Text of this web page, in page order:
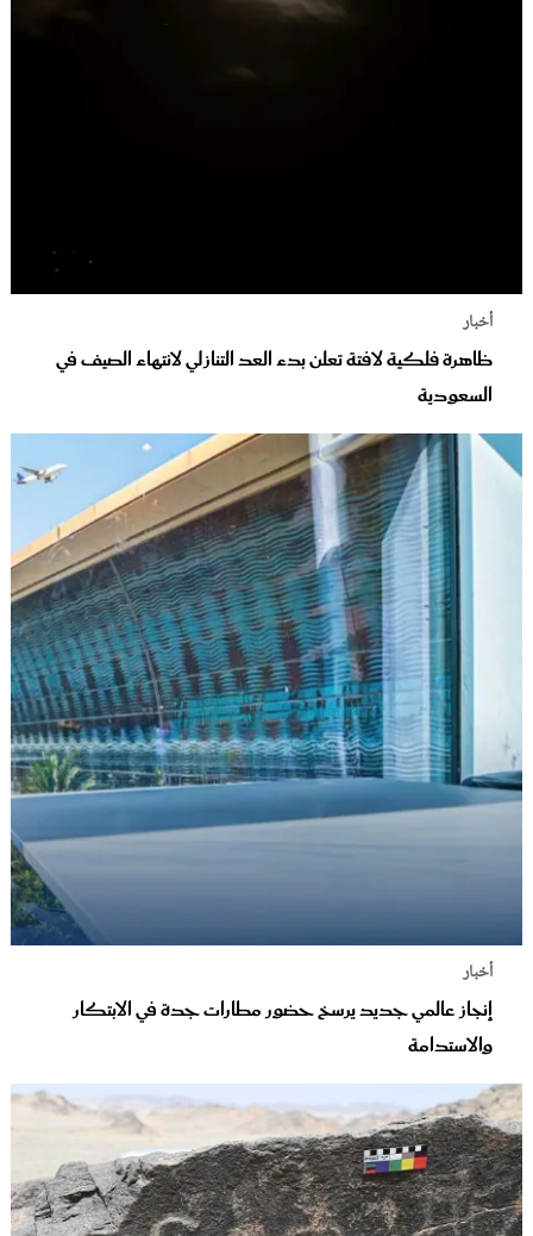
أخبار
ظاهرة فلكية لافتة تعلن بدء العد التنازلي لانتهاء الصيف في
السعودية
أخبار
إنجاز عالمي جديد يرسخ حضور مطارات جدة في الابتكار
والاستدامة